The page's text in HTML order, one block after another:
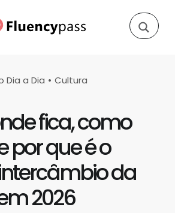
Dia a Dia Cultura
fica, como
por que é o
da
2026